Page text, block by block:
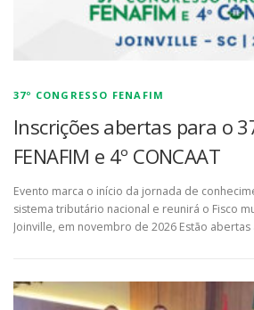
37º CONGRESSO FENAFIM
Inscrições abertas para o
FENAFIM e 4º CONCAAT
Evento marca o início da jornada de
sistema tributário nacional e reunirá o Fisco
Joinville, em novembro de 2026 Estão